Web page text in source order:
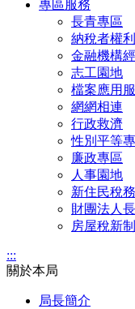
專區服務
長青專區
納稅者權
金融機構
志工園地
檔案應用
網網相連
行政救濟
性別平等
廉政專區
人事園地
新住民稅
財團法人
房屋稅新
:::
關於本局
局長簡介